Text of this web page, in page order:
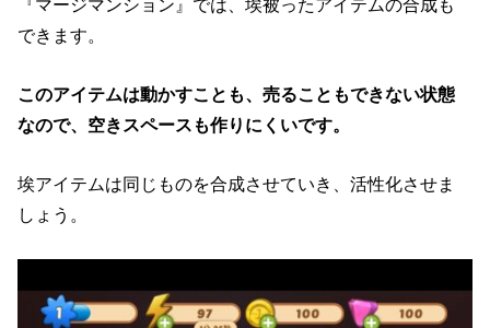
できます。
このアイテムは動かすことも、売ることもできない状態
なので、空きスペースも作りにくいです。
埃アイテムは同じものを合成させていき、活性化させま
しょう。